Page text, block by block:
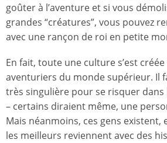
goûter à l’aventure et si vous
grandes “créatures”, vous pouvez
avec une rançon de roi en petite
En fait, toute une culture s’est
aventuriers du monde supérieur. Il
très singulière pour se risquer dans
– certains diraient même, une
Mais néanmoins, ces gens existent,
les meilleurs reviennent avec des